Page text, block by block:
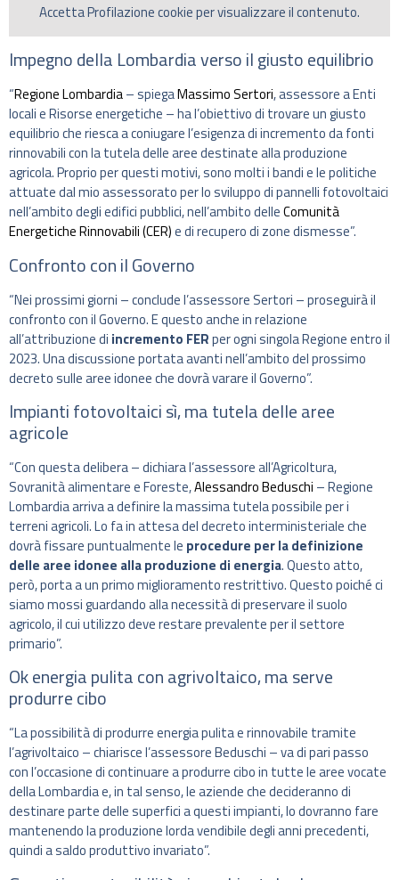
AccettaProfilazionecookie per visualizzare il contenuto.
Impegno della Lombardia verso il giusto equilibrio
“Regione Lombardia– spiegaMassimo Sertori, assessore a Enti
locali e Risorse energetiche – ha l’obiettivo di trovare un giusto
equilibrio che riesca a coniugare l’esigenza di incremento da fonti
rinnovabili con la tutela delle aree destinate alla produzione
agricola. Proprio per questi motivi, sono molti i bandi e le politiche
attuate dal mio assessorato per lo sviluppo di pannelli fotovoltaici
nell’ambito degli edifici pubblici, nell’ambito delleComunità
Energetiche Rinnovabili (CER)e di recupero di zone dismesse”.
Confronto con il Governo
“Nei prossimi giorni – conclude l’assessore Sertori – proseguirà il
confronto con il Governo. E questo anche in relazione
all’attribuzione di incremento FERper ogni singola Regione entro il
2023. Una discussione portata avanti nell’ambito del prossimo
decreto sulle aree idonee che dovrà varare il Governo”.
Impianti fotovoltaici sì, ma tutela delle aree
agricole
“Con questa delibera – dichiara l’assessore all’Agricoltura,
Sovranità alimentare e Foreste,Alessandro Beduschi – Regione
Lombardia arriva a definire la massima tutela possibile per i
terreni agricoli. Lo fa in attesa del decreto interministeriale che
dovrà fissare puntualmente le procedure per la definizione
delle aree idonee alla produzione di energia. Questo atto,
però, porta a un primo miglioramento restrittivo. Questo poiché ci
siamo mossi guardando alla necessità di preservare il suolo
agricolo, il cui utilizzo deve restare prevalente per il settore
primario”.
Ok energia pulita con agrivoltaico, ma serve
produrre cibo
“La possibilità di produrre energia pulita e rinnovabile tramite
l’agrivoltaico – chiarisce l’assessore Beduschi – va di pari passo
con l’occasione di continuare a produrre cibo in tutte le aree vocate
della Lombardia e, in tal senso, le aziende che decideranno di
destinare parte delle superfici a questi impianti, lo dovranno fare
mantenendo la produzione lorda vendibile degli anni precedenti,
quindi a saldo produttivo invariato”.